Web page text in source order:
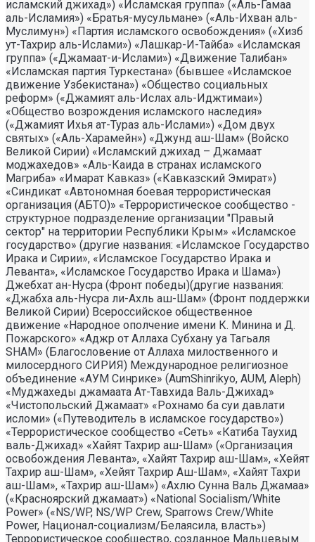
исламский джихад») «Исламская группа» («Аль-Гамаа
аль-Исламия») «Братья-мусульмане» («Аль-Ихван аль-
Муслимун») «Партия исламского освобождения» («Хизб
ут-Тахрир аль-Ислами») «Лашкар-И-Тайба» «Исламская
группа» («Джамаат-и-Ислами») «Движение Талибан»
«Исламская партия Туркестана» (бывшее «Исламское
движение Узбекистана») «Общество социальных
реформ» («Джамият аль-Ислах аль-Иджтимаи»)
«Общество возрождения исламского наследия»
(«Джамият Ихья ат-Тураз аль-Ислами») «Дом двух
святых» («Аль-Харамейн») «Джунд аш-Шам» (Войско
Великой Сирии) «Исламский джихад – Джамаат
моджахедов» «Аль-Каида в странах исламского
Магриба» «Имарат Кавказ» («Кавказский Эмират»)
«Синдикат «Автономная боевая террористическая
организация (АБТО)» «Террористическое сообщество -
структурное подразделение организации "Правый
сектор" на территории Республики Крым» «Исламское
государство» (другие названия: «Исламское Государство
Ирака и Сирии», «Исламское Государство Ирака и
Леванта», «Исламское Государство Ирака и Шама»)
Джебхат ан-Нусра (Фронт победы)(другие названия:
«Джабха аль-Нусра ли-Ахль аш-Шам» (Фронт поддержки
Великой Сирии) Всероссийское общественное
движение «Народное ополчение имени К. Минина и Д.
Пожарского» «Аджр от Аллаха Субхану уа Тагьаля
SHAM» (Благословение от Аллаха милоственного и
милосердного СИРИЯ) Международное религиозное
объединение «АУМ Синрике» (AumShinrikyo, AUM, Aleph)
«Муджахеды джамаата Ат-Тавхида Валь-Джихад»
«Чистопольский Джамаат» «Рохнамо ба суи давлати
исломи» («Путеводитель в исламское государство»)
«Террористическое сообщество «Сеть» «Катиба Таухид
валь-Джихад» «Хайят Тахрир аш-Шам» («Организация
освобождения Леванта», «Хайят Тахрир аш-Шам», «Хейят
Тахрир аш-Шам», «Хейят Тахрир Аш-Шам», «Хайят Тахри
аш-Шам», «Тахрир аш-Шам») «Ахлю Сунна Валь Джамаа»
(«Красноярский джамаат») «National Socialism/White
Power» («NS/WP, NS/WP Crew, Sparrows Crew/White
Power, Национал-социализм/Белаясила, власть»)
Террористическое сообщество, созданное Мальцевым